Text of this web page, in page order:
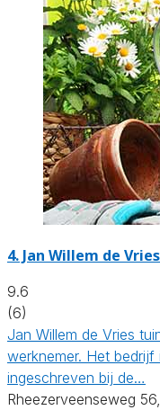
4. Jan Willem de
9.6
(6)
Jan Willem de Vries
werknemer. Het
ingeschreven bij de…
Rheezerveenseweg